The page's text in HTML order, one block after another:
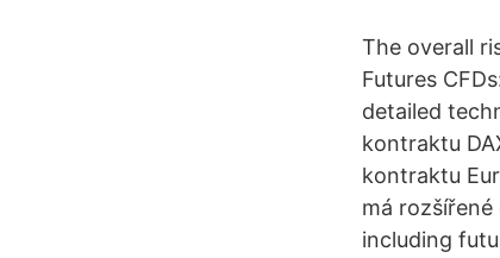
The overall
Futures
detailed
kontraktu
kontraktu
má
including